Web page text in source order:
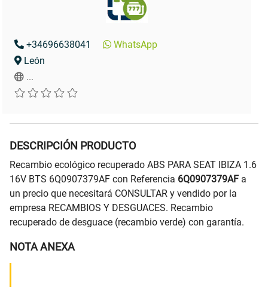
+34696638041
WhatsApp
León
...
DESCRIPCIÓN PRODUCTO
Recambio ecológico recuperado ABS PARA SEAT IBIZA 1.6
16V BTS 6Q0907379AF con Referencia 6Q0907379AF a
un precio que necesitará CONSULTAR y vendido por la
empresa RECAMBIOS Y DESGUACES. Recambio
recuperado de desguace (recambio verde) con garantía.
NOTA ANEXA